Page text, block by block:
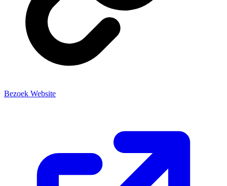
Bezoek Website